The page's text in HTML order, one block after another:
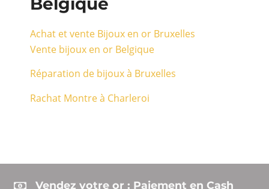
Achat et vente Bijoux en or Bruxelles
Vente bijoux en or Belgique
Réparation de bijoux à Bruxelles
Rachat Montre à Charleroi
Vendez votre or : Paiement en Cash